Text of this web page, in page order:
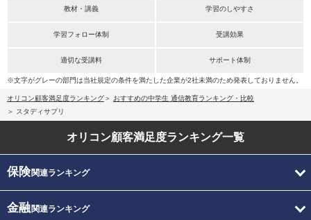
教材・講義 学習のしやすさ
学習フォロー体制 受講効果
適切な受講料 サポート体制
※文字がグレーの部門は当社規定の条件を満たした企業が2社未満のため発表しておりません。
オリコン顧客満足度ランキング
おすすめの中学生 通信教育ランキング・比較
スタディサプリ
オリコン顧客満足度ランキング一覧
保険関連ランキング
金融関連ランキング